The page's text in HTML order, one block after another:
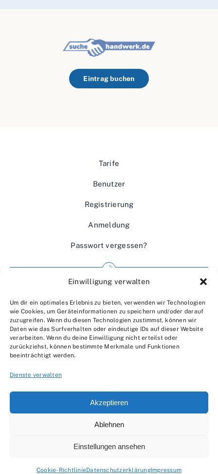
Einwilligung verwalten
Um dir ein optimales Erlebnis zu bieten, verwenden wir Technologien
wie Cookies, um Geräteinformationen zu speichern und/oder darauf
zuzugreifen. Wenn du diesen Technologien zustimmst, können wir
Daten wie das Surfverhalten oder eindeutige IDs auf dieser Website
verarbeiten. Wenn du deine Einwilligung nicht erteilst oder
zurückziehst, können bestimmte Merkmale und Funktionen
beeinträchtigt werden.
Dienste verwalten
Akzeptieren
Ablehnen
Einstellungen ansehen
Cookie-RichtlinieDatenschutzerklärungImpressum
Eintrag buchen
Tarife
Benutzer
Registrierung
Anmeldung
Passwort vergessen?
Wir über uns
Kontakt
Datenschutzerklärung
© 2007 - 2026 •by Moveco